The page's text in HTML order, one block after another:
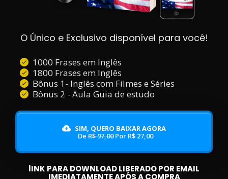
O Único e Exclusivo disponível para você!
1000 Frases em Inglês
1800 Frases em Inglês
Bônus 1- Inglês com Filmes e Séries
Bônus 2 - Aula Guia de estudo
SIM, QUERO BAIXAR AGORA
DeR$ 97,00Por R$ 27,00
lINK PARA DOWNLOAD LIBERADO POR EMAIL
IMEDIATAMENTE APÓS A COMPRA